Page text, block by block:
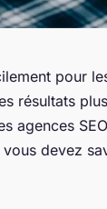
pour
résultats plus
agences
devez